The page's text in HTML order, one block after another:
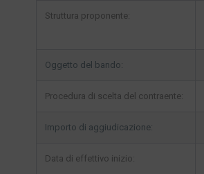
Struttura proponente:
Oggetto del bando:
Procedura di scelta del contraente:
Importo di aggiudicazione:
Data di effettivo inizio: